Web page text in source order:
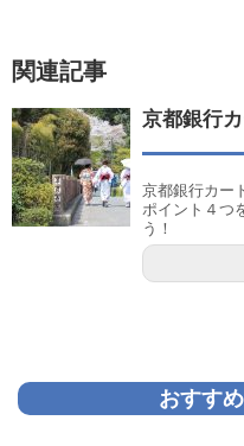
関連記事
京都銀行
京都銀行カー
ポイント４つ
う！
おすす